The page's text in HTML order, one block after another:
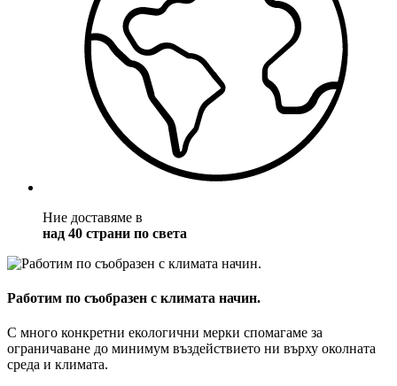
Ние доставяме в
над 40 страни по света
Работим по съобразен с климата начин.
С много конкретни екологични мерки спомагаме за
ограничаване до минимум въздействието ни върху околната
среда и климата.